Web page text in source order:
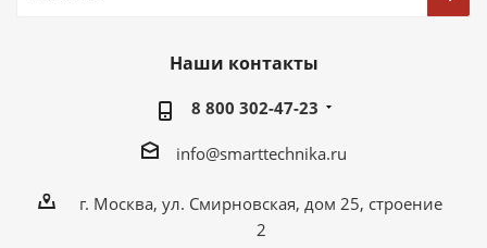
Наши контакты
8 800 302-47-23
info@smarttechnika.ru
г. Москва, ул. Смирновская, дом 25, строение
2